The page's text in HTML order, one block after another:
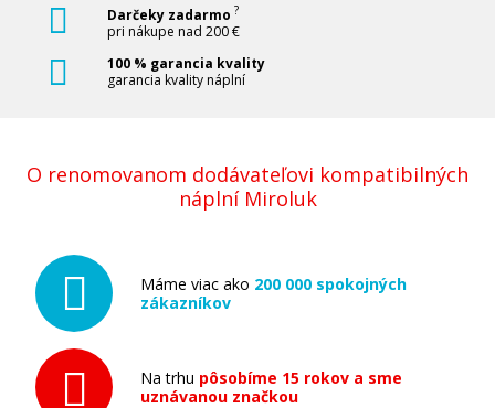
Darčeky zadarmo ?
pri nákupe nad 200 €
100 % garancia kvality
garancia kvality náplní
O renomovanom dodávateľovi kompatibilných
náplní Miroluk
Máme viac ako 200 000 spokojných
zákazníkov
Na trhu pôsobíme 15 rokov a sme
uznávanou značkou